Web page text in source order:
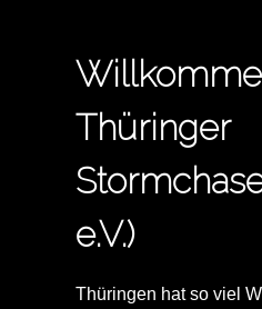
Thüringer
e.V.)
Thüringen hat so viel